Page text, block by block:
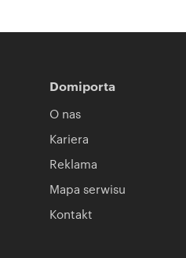
Domiporta
O nas
Kariera
Reklama
Mapa serwisu
Kontakt